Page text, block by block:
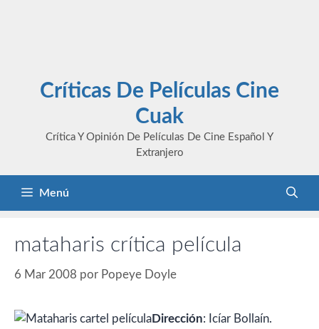
Críticas De Películas Cine
Cuak
Crítica Y Opinión De Películas De Cine Español Y
Extranjero
Menú
mataharis crítica película
6 Mar 2008 por Popeye Doyle
Dirección: Icíar Bollaín.